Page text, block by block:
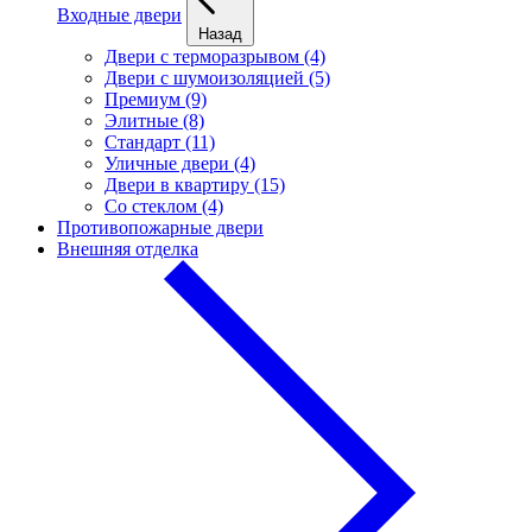
Входные двери
Назад
Двери с терморазрывом (4)
Двери с шумоизоляцией (5)
Премиум (9)
Элитные (8)
Стандарт (11)
Уличные двери (4)
Двери в квартиру (15)
Cо стеклом (4)
Противопожарные двери
Внешняя отделка